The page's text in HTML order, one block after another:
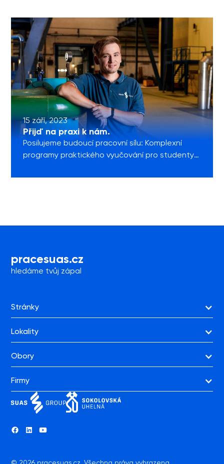
nabízíme ti možnost zahájit kariéru v juniorních
pozicích právě u nás. Přednostně uvítáme ve
svých řadách absolventy strojních a elektro
oborů, ale vítání jsou všichni, kteří si […]
15 září, 2023
Přijď na praxi k nám.
Posilujeme budoucí pracovní sílu: Komplexní
programy praktického vyučování pro studenty
oborech
pracesuas.cz
hledáme tvůj zápal
Stránky
Lokality
Obory
Firmy
BAU-STAV a.s.